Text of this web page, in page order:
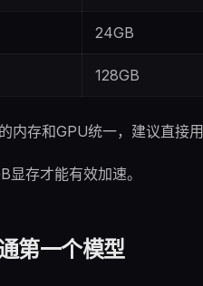
24GB
128GB
内存和GPU统一，建议直
存才能有效加速。
第一个模型